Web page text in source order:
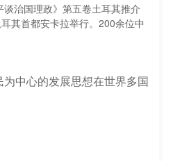
治国理政》第五卷土耳其推介
其首都安卡拉举行。200余位中